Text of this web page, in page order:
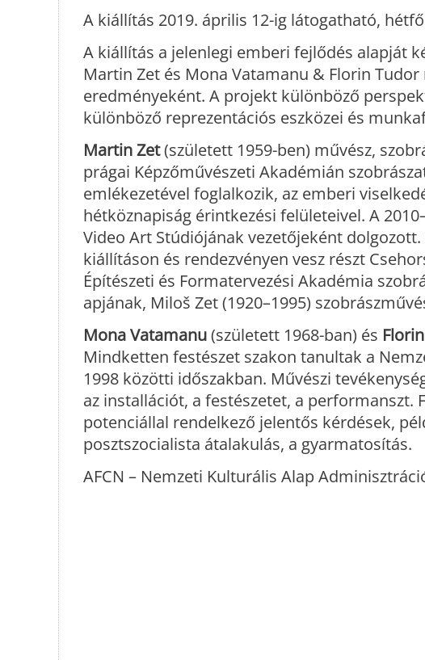
A kiállítás 2019. április 12-ig látogatható,
A kiállítás a jelenlegi emberi fejlődés alapját
Martin Zet és Mona Vatamanu & Florin
eredményeként. A projekt különböző
különböző reprezentációs eszközei és
Martin Zet(született 1959-ben) művész,
prágai Képzőművészeti Akadémián
emlékezetével foglalkozik, az emberi
hétköznapiság érintkezési felületeivel. A
Video Art Stúdiójának vezetőjeként
kiállításon és rendezvényen vesz részt
Építészeti és Formatervezési Akadémia
apjának, Miloš Zet (1920–1995)
Mona Vatamanu(született 1968-ban) és
Mindketten festészet szakon tanultak a
1998 közötti időszakban. Művészi
az installációt, a festészetet, a performanszt.
potenciállal rendelkező jelentős kérdések,
posztszocialista átalakulás, a gyarmatosítás.
AFCN – Nemzeti Kulturális Alap